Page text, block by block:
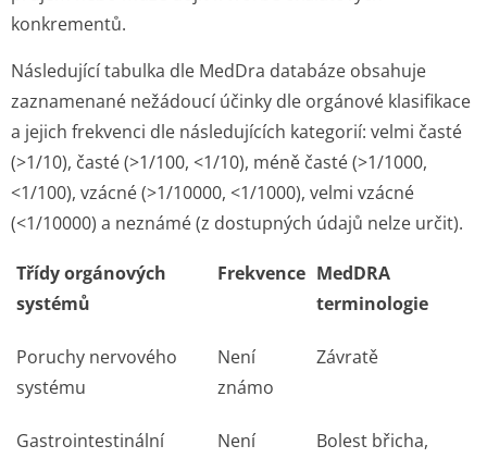
konkrementů.
Následující tabulka dle MedDra databáze obsahuje
zaznamenané nežádoucí účinky dle orgánové klasifikace
a jejich frekvenci dle následujících kategorií: velmi časté
(>1/10), časté (>1/100, <1/10), méně časté (>1/1000,
<1/100), vzácné (>1/10000, <1/1000), velmi vzácné
(<1/10000) a neznámé (z dostupných údajů nelze určit).
Třídy orgánových
systémů
Frekvence MedDRA
terminologie
Poruchy nervového
systému
Není
známo
Závratě
Gastrointestinální
Není
Bolest břicha,